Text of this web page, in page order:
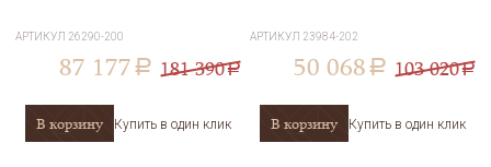
АРТИКУЛ 26290-200
87 177 a 181 390a
В корзину Купить в один клик
АРТИКУЛ 23984-202
50 068 a 103 020a
В корзину Купить в один клик